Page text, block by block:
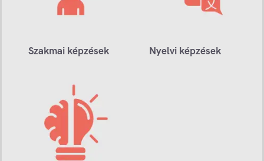
Szakmai képzések Nyelvi képzések